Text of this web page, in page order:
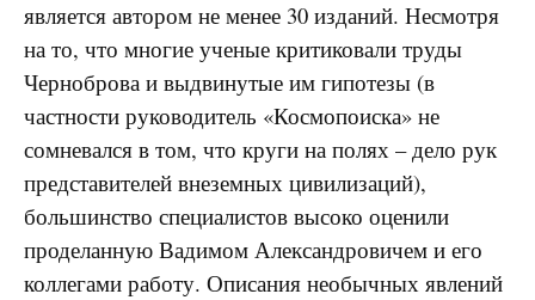
является автором не менее 30 изданий. Несмотря
на то, что многие ученые критиковали труды
Черноброва и выдвинутые им гипотезы (в
частности руководитель «Космопоиска» не
сомневался в том, что круги на полях – дело рук
представителей внеземных цивилизаций),
большинство специалистов высоко оценили
проделанную Вадимом Александровичем и его
коллегами работу. Описания необычных явлений